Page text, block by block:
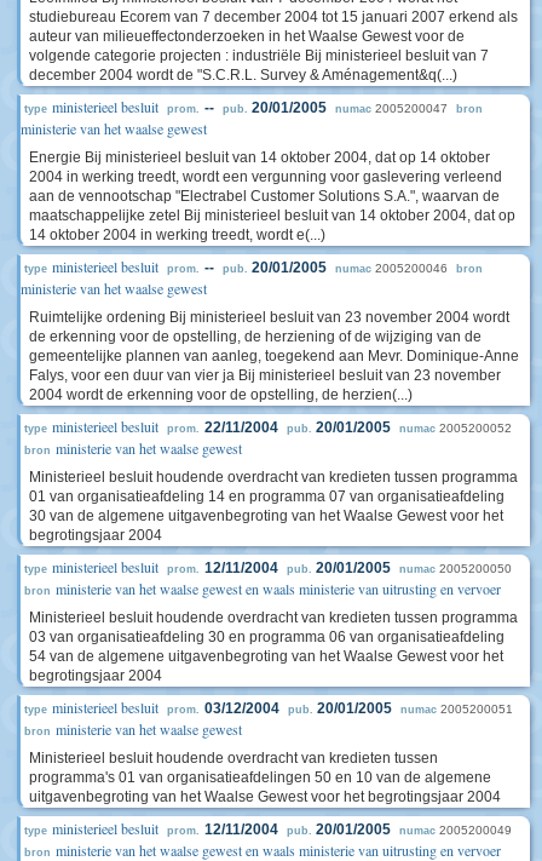
studiebureau Ecorem van 7 december 2004 tot 15 januari 2007 erkend als
auteur van milieueffectonderzoeken in het Waalse Gewest voor de
volgende categorie projecten : industriële Bij ministerieel besluit van 7
december 2004 wordt de "S.C.R.L. Survey & Aménagement&q(...)
type ministerieel besluit prom. -- pub. 20/01/2005 numac 2005200047 bron
ministerie van het waalse gewest
Energie Bij ministerieel besluit van 14 oktober 2004, dat op 14 oktober
2004 in werking treedt, wordt een vergunning voor gaslevering verleend
aan de vennootschap "Electrabel Customer Solutions S.A.", waarvan de
maatschappelijke zetel Bij ministerieel besluit van 14 oktober 2004, dat op
14 oktober 2004 in werking treedt, wordt e(...)
type ministerieel besluit prom. -- pub. 20/01/2005 numac 2005200046 bron
ministerie van het waalse gewest
Ruimtelijke ordening Bij ministerieel besluit van 23 november 2004 wordt
de erkenning voor de opstelling, de herziening of de wijziging van de
gemeentelijke plannen van aanleg, toegekend aan Mevr. Dominique-Anne
Falys, voor een duur van vier ja Bij ministerieel besluit van 23 november
2004 wordt de erkenning voor de opstelling, de herzien(...)
type ministerieel besluit prom. 22/11/2004 pub. 20/01/2005 numac 2005200052
bron ministerie van het waalse gewest
Ministerieel besluit houdende overdracht van kredieten tussen programma
01 van organisatieafdeling 14 en programma 07 van organisatieafdeling
30 van de algemene uitgavenbegroting van het Waalse Gewest voor het
begrotingsjaar 2004
type ministerieel besluit prom. 12/11/2004 pub. 20/01/2005 numac 2005200050
bron ministerie van het waalse gewest en waals ministerie van uitrusting en vervoer
Ministerieel besluit houdende overdracht van kredieten tussen programma
03 van organisatieafdeling 30 en programma 06 van organisatieafdeling
54 van de algemene uitgavenbegroting van het Waalse Gewest voor het
begrotingsjaar 2004
type ministerieel besluit prom. 03/12/2004 pub. 20/01/2005 numac 2005200051
bron ministerie van het waalse gewest
Ministerieel besluit houdende overdracht van kredieten tussen
programma's 01 van organisatieafdelingen 50 en 10 van de algemene
uitgavenbegroting van het Waalse Gewest voor het begrotingsjaar 2004
type ministerieel besluit prom. 12/11/2004 pub. 20/01/2005 numac 2005200049
bron ministerie van het waalse gewest en waals ministerie van uitrusting en vervoer